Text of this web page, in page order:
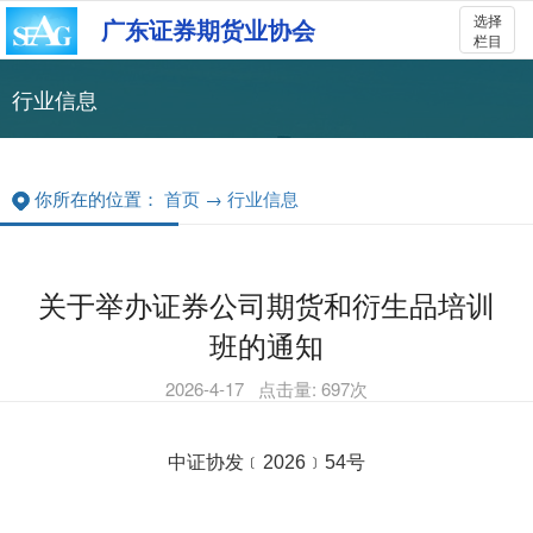
选择
栏目
广东证券期货业协会
行业信息
你所在的位置： 首页 → 行业信息
关于举办证券公司期货和衍生品培训
班的通知
2026-4-17 点击量: 697次
中证协发 ﹝ 2026 ﹞ 54号